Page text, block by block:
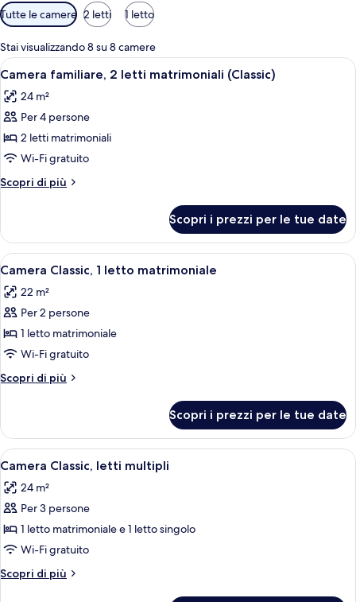
Filtri
disponibili
per
le
camere
Tutte le camere 2 letti 1 letto
Stai visualizzando 8 su 8 camere
Apri
tutte
le
foto
per
Camera
familiare,
2
matrimoniali
(Classic)
Camera familiare, 2 letti
6
Camera familiare, 2 letti matrimoniali (Classic)
24 m²
Per 4 persone
2 letti matrimoniali
Wi-Fi gratuito
Scopri di più
Altri
familiare,
letti
(Classic)
Scopri i prezzi per le tue date
Apri
tutte
le
foto
per
Camera
Classic,
1
matrimoniale
Camera d'albergo con un letto
7
Camera Classic, 1 letto matrimoniale
22 m²
Per 2 persone
1 letto matrimoniale
Wi-Fi gratuito
Scopri di più
Altri
Classic,
letto
Scopri i prezzi per le tue date
Apri
tutte
le
foto
per
Camera
Classic,
letti
Una camera d'albergo con due letti,
6
Camera Classic, letti multipli
24 m²
Per 3 persone
1 letto matrimoniale e 1 letto singolo
Wi-Fi gratuito
Scopri di più
Altri